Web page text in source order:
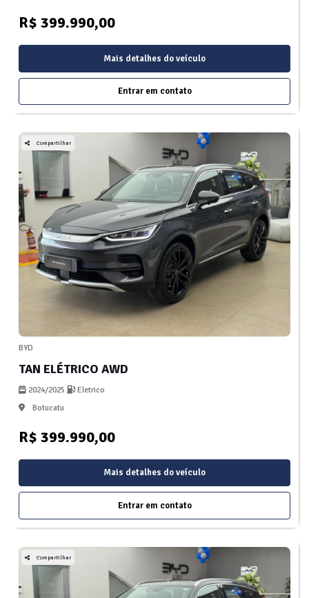
R$ 399.990,00
Mais detalhes do veículo
Entrar em contato
Compartilhar
BYD
TAN ELÉTRICO AWD
2024/2025
Eletrico
Botucatu
R$ 399.990,00
Mais detalhes do veículo
Entrar em contato
Compartilhar